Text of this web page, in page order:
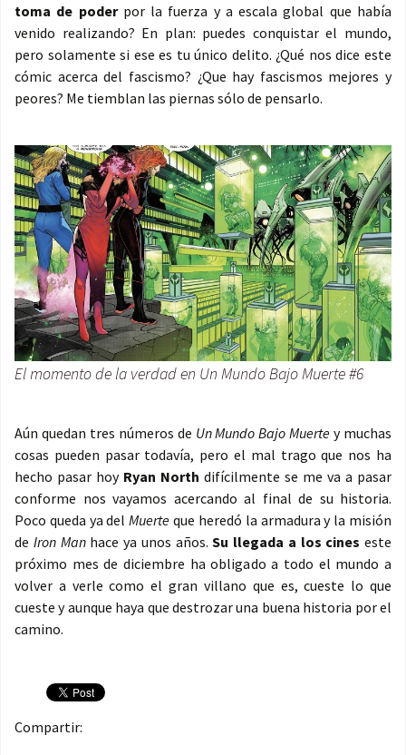
toma de poderpor la fuerza y a escala global que había
venido realizando? En plan: puedes conquistar el mundo,
pero solamente si ese es tu único delito. ¿Qué nos dice este
cómic acerca del fascismo? ¿Que hay fascismos mejores y
peores? Me tiemblan las piernas sólo de pensarlo.
El momento de la verdad en Un Mundo Bajo Muerte #6
Aún quedan tres números de Un Mundo Bajo Muerte y muchas
cosas pueden pasar todavía, pero el mal trago que nos ha
hecho pasar hoy Ryan North difícilmente se me va a pasar
conforme nos vayamos acercando al final de su historia.
Poco queda ya delMuerte que heredó la armadura y la misión
de Iron Manhace ya unos años.Su llegada a los cines este
próximo mes de diciembre ha obligado a todo el mundo a
volver a verle como el gran villano que es, cueste lo que
cueste y aunque haya que destrozar una buena historia por el
camino.
Compartir: